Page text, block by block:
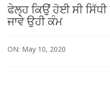
ਫੇਲ੍ਹ ਕਿਉਂ ਹੋਈ ਸੀ ਸਿੱਧੀ
ਜਾਵੇ ਉਹੀ ਕੰਮ
ON: May 10, 2020